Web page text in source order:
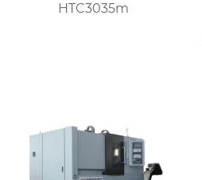
HTC3035m